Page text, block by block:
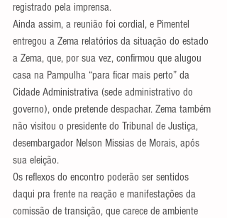
registrado pela imprensa.
Ainda assim, a reunião foi cordial, e Pimentel
entregou a Zema relatórios da situação do estado
a Zema, que, por sua vez, confirmou que alugou
casa na Pampulha “para ficar mais perto” da
Cidade Administrativa (sede administrativo do
governo), onde pretende despachar. Zema também
não visitou o presidente do Tribunal de Justiça,
desembargador Nelson Missias de Morais, após
sua eleição.
Os reflexos do encontro poderão ser sentidos
daqui pra frente na reação e manifestações da
comissão de transição, que carece de ambiente